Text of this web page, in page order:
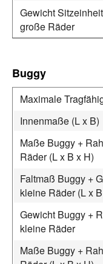
Gewicht
große Räder
Buggy
Maximale
Innenmaße (L x B)
Maße Buggy +
Räder (L x B x H)
Faltmaß Buggy +
kleine Räder (L x
Gewicht Buggy +
kleine Räder
Maße Buggy +